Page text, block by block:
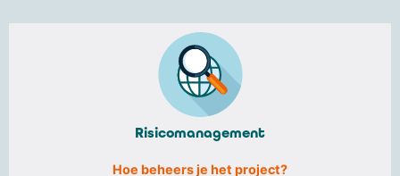
Risicomanagement
Hoe beheers je het project?